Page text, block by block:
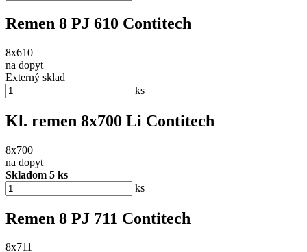
Remen 8 PJ 610 Contitech
8x610
na dopyt
Externý sklad
ks
Kl. remen 8x700 Li Contitech
8x700
na dopyt
Skladom 5 ks
ks
Remen 8 PJ 711 Contitech
8x711